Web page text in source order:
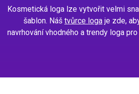
Kosmetická loga lze vytvořit velmi
šablon. Náš tvůrce loga je zde,
navrhování vhodného a trendy loga